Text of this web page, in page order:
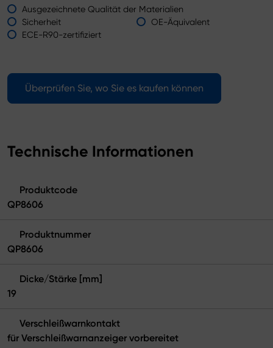
Ausgezeichnete Qualität der Materialien
Sicherheit
OE-Äquivalent
ECE-R90-zertifiziert
Überprüfen Sie, wo Sie es kaufen können
Technische Informationen
Produktcode
QP8606
Produktnummer
QP8606
Dicke/Stärke [mm]
19
Verschleißwarnkontakt
für Verschleißwarnanzeiger vorbereitet